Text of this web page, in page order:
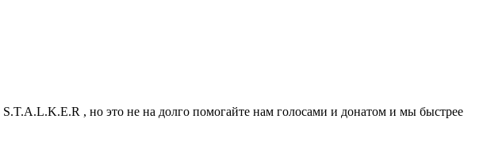
, но это не на долго помогайте нам голосами и донатом и мы быстрее